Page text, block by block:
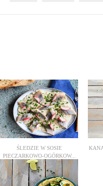
ŚLEDZIE W SOSIE
PIECZARKOWO-OGÓRKOW...